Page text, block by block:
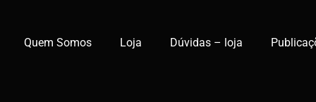
Quem Somos Loja Dúvidas – loja